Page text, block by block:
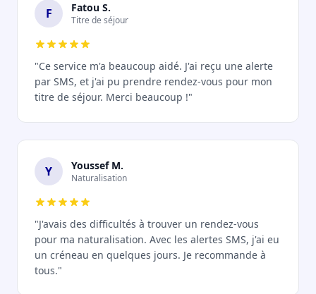
F Fatou S.
Titre de séjour
"Ce service m'a beaucoup aidé. J'ai reçu une alerte
par SMS, et j'ai pu prendre rendez-vous pour mon
titre de séjour. Merci beaucoup !"
Y Youssef M.
Naturalisation
"J'avais des difficultés à trouver un rendez-vous
pour ma naturalisation. Avec les alertes SMS, j'ai eu
un créneau en quelques jours. Je recommande à
tous."